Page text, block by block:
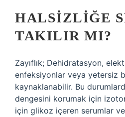
HALSIZLIĞE
TAKILIR MI?
Zayıflık; Dehidratasyon,
enfeksiyonlar veya yetersiz
kaynaklanabilir. Bu
dengesini korumak için
için glikoz içeren serumlar